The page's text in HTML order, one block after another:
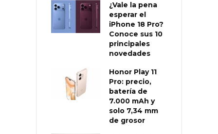
¿Vale la pena
esperar el
iPhone 18 Pro?
Conoce sus 10
principales
novedades
Honor Play 11
Pro: precio,
batería de
7.000 mAh y
solo 7,34 mm
de grosor